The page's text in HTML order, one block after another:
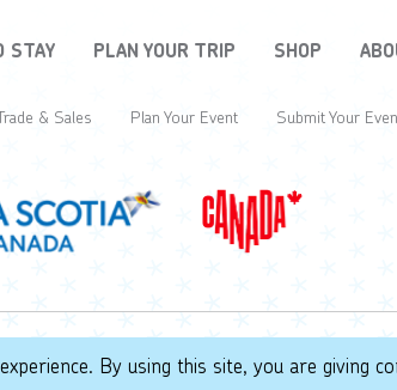
STAY PLAN YOUR TRIP SHOP
& Sales Plan Your Event Submit Your
By using this site, you are giving